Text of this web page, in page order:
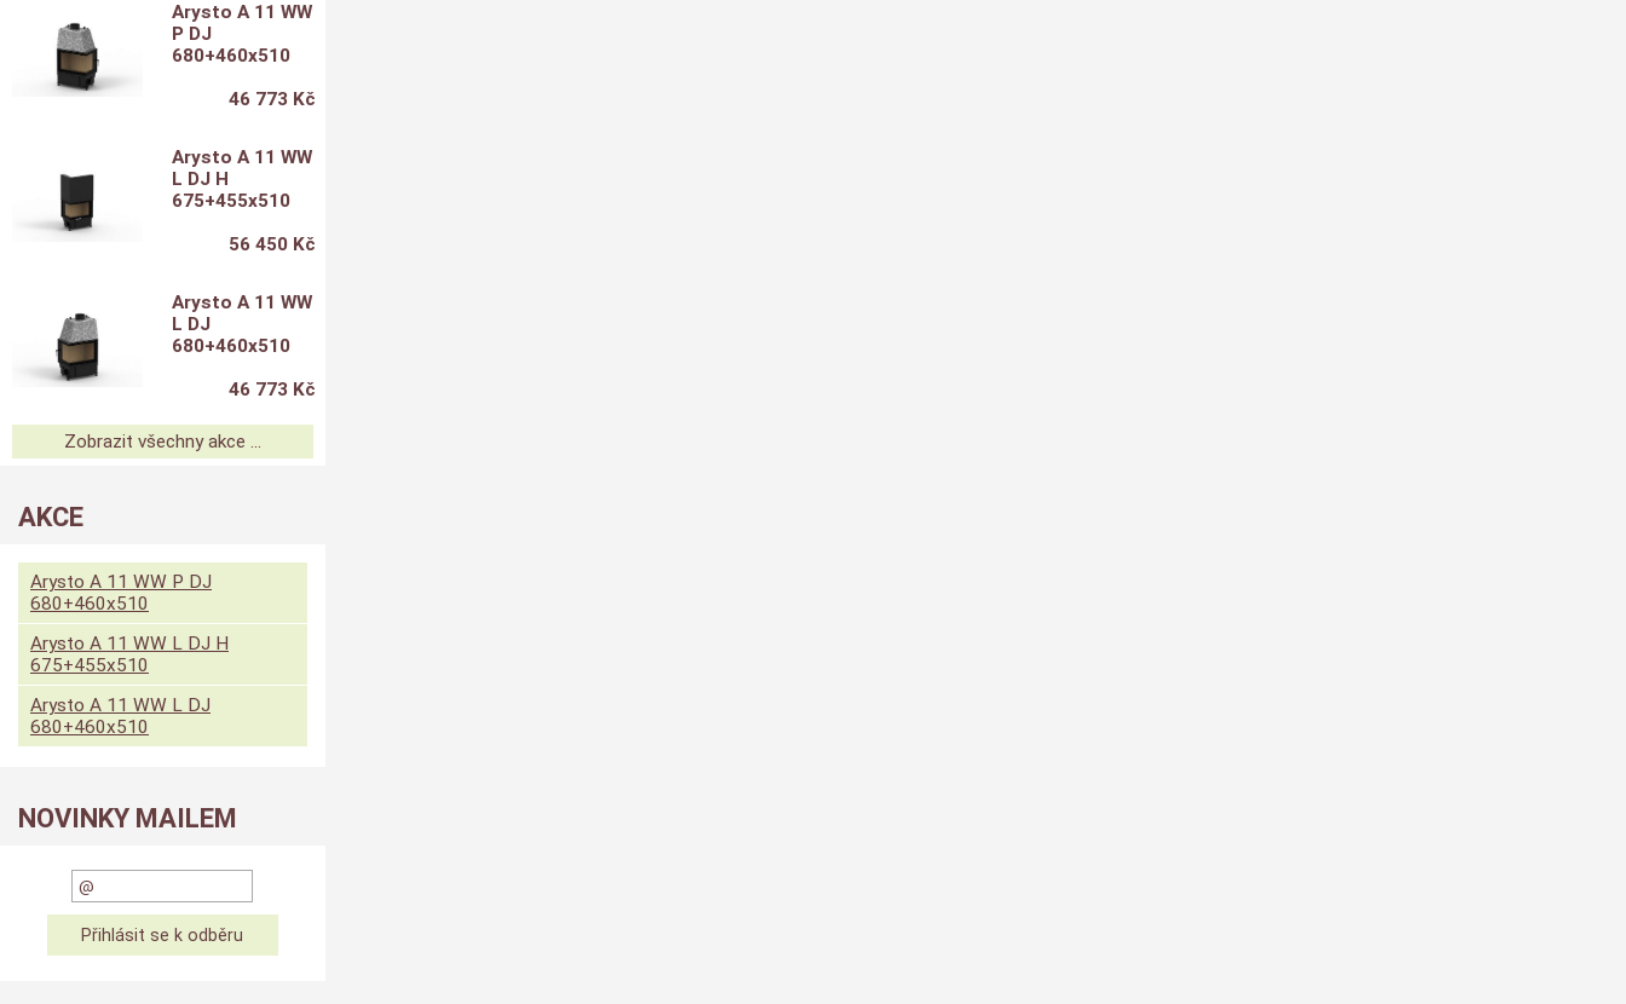
Arysto A 11 WW
P DJ
680+460x510
46 773 Kč
Arysto A 11 WW
L DJ H
675+455x510
56 450 Kč
Arysto A 11 WW
L DJ
680+460x510
46 773 Kč
Zobrazit všechny akce ...
AKCE
Arysto A 11 WW P DJ
680+460x510
Arysto A 11 WW L DJ H
675+455x510
Arysto A 11 WW L DJ
680+460x510
NOVINKY MAILEM